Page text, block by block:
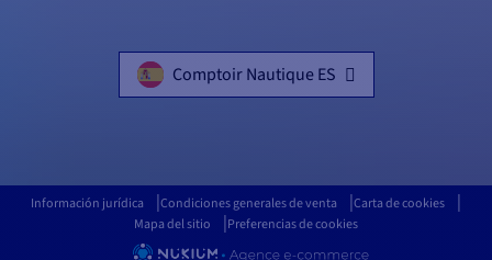
Comptoir Nautique ES
Información jurídica Condiciones generales de venta
Carta de cookies
Mapa del sitio
Preferencias de cookies